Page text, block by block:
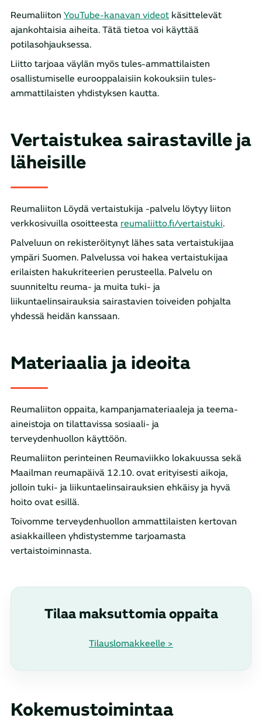
Reumaliiton YouTube-kanavan videot käsittelevät
ajankohtaisia aiheita. Tätä tietoa voi käyttää
potilasohjauksessa.
Liitto tarjoaa väylän myös tules-ammattilaisten
osallistumiselle eurooppalaisiin kokouksiin tules-
ammattilaisten yhdistyksen kautta.
Vertaistukea sairastaville ja
läheisille
Reumaliiton Löydä vertaistukija -palvelu löytyy liiton
verkkosivuilla osoitteesta reumaliitto.fi/vertaistuki.
Palveluun on rekisteröitynyt lähes sata vertaistukijaa
ympäri Suomen. Palvelussa voi hakea vertaistukijaa
erilaisten hakukriteerien perusteella. Palvelu on
suunniteltu reuma- ja muita tuki- ja
liikuntaelinsairauksia sairastavien toiveiden pohjalta
yhdessä heidän kanssaan.
Materiaalia ja ideoita
Reumaliiton oppaita, kampanjamateriaaleja ja teema-
aineistoja on tilattavissa sosiaali- ja
terveydenhuollon käyttöön.
Reumaliiton perinteinen Reumaviikko lokakuussa sekä
Maailman reumapäivä 12.10. ovat erityisesti aikoja,
jolloin tuki- ja liikuntaelinsairauksien ehkäisy ja hyvä
hoito ovat esillä.
Toivomme terveydenhuollon ammattilaisten kertovan
asiakkailleen yhdistystemme tarjoamasta
vertaistoiminnasta.
Tilaa maksuttomia oppaita
Tilauslomakkeelle >
Kokemustoimintaa